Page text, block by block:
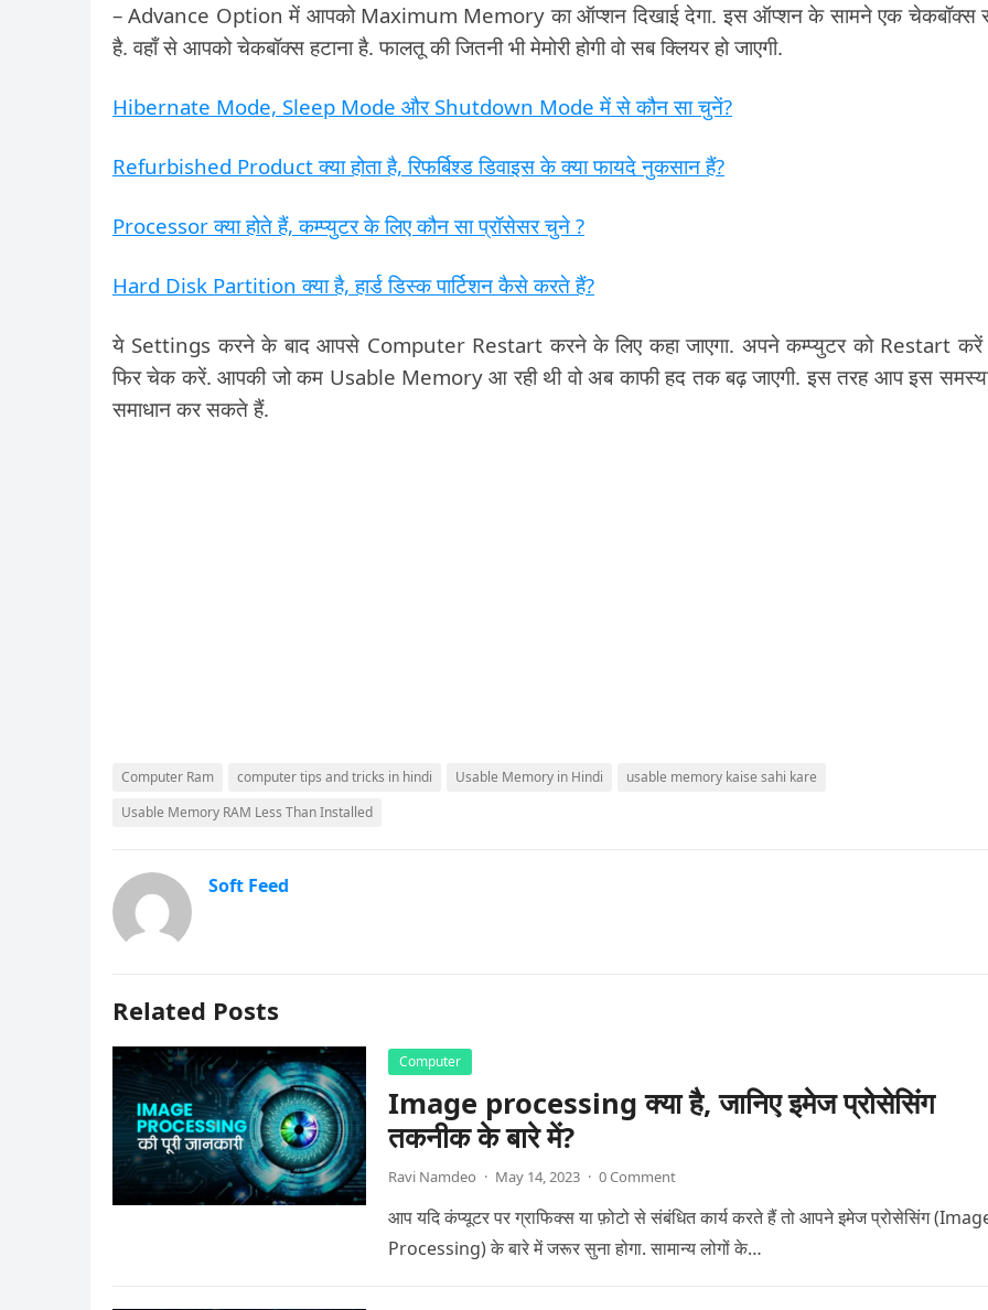
– Advance Option में आपको Maximum Memory का ऑप्शन दिखाई देगा. इस ऑप्शन के सामने एक चेकबॉक्स
है. वहाँ से आपको चेकबॉक्स हटाना है. फालतू की जितनी भी मेमोरी होगी वो सब क्लियर हो जाएगी.
Hibernate Mode, Sleep Mode और Shutdown Mode में से कौन सा चुनें?
Refurbished Product क्या होता है, रिफर्बिश्‍ड डिवाइस के क्या फायदे नुकसान हैं?
Processor क्या होते हैं, कम्प्युटर के लिए कौन सा प्रॉसेसर चुने ?
Hard Disk Partition क्या है, हार्ड डिस्क पार्टिशन कैसे करते हैं?
ये Settings करने के बाद आपसे Computer Restart करने के लिए कहा जाएगा. अपने कम्प्युटर को Restart
फिर चेक करें. आपकी जो कम Usable Memory आ रही थी वो अब काफी हद तक बढ़ जाएगी. इस तरह आप इस
समाधान कर सकते हैं.
Computer Ram computer tips and tricks in hindi Usable Memory in Hindi
usable memory kaise sahi kare
Usable Memory RAM Less Than Installed
Soft Feed
Related Posts
Computer
Image processing क्या है, जानिए इमेज प्रोसेसिंग
तकनीक के बारे में?
Ravi Namdeo · May 14, 2023 · 0 Comment
आप यदि कंप्यूटर पर ग्राफिक्स या फ़ोटो से संबंधित कार्य करते हैं तो आपने इमेज प्रोसेसिंग
Processing) के बारे में जरूर सुना होगा. सामान्य लोगों के…